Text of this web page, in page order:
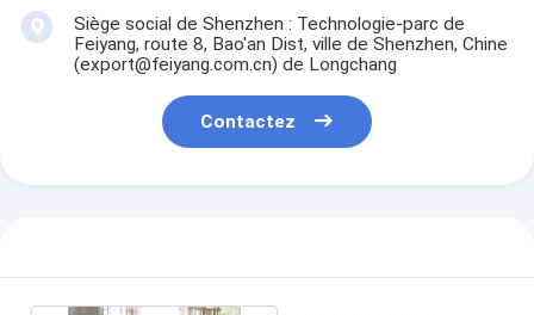
Siège social de Shenzhen : Technologie-parc de
Feiyang, route 8, Bao'an Dist, ville de Shenzhen, Chine
(export@feiyang.com.cn) de Longchang
Contactez